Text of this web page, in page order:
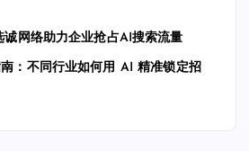
网络助力企业抢占AI搜索流量
：不同行业如何用 AI 精准锁定招